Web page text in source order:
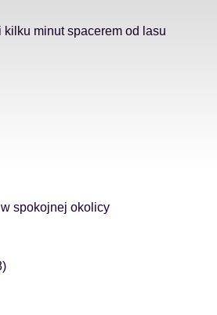
kilku minut spacerem od lasu
spokojnej okolicy